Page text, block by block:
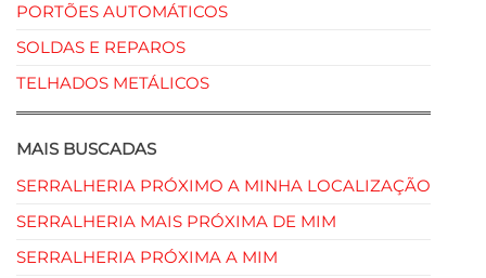
PORTÕES AUTOMÁTICOS
SOLDAS E REPAROS
TELHADOS METÁLICOS
MAIS BUSCADAS
SERRALHERIA PRÓXIMO A MINHA LOCALIZAÇÃO
SERRALHERIA MAIS PRÓXIMA DE MIM
SERRALHERIA PRÓXIMA A MIM